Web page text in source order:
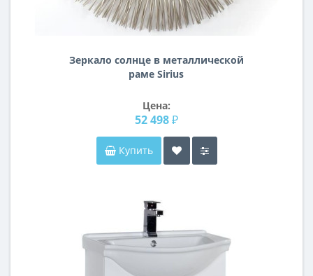
Зеркало солнце в металлической
раме Sirius
Цена:
52 498 ₽
Купить